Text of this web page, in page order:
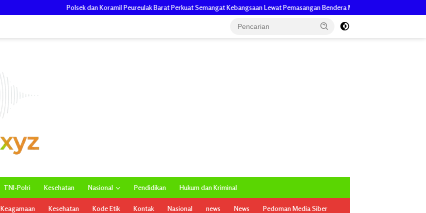
Polsek dan Koramil Peureulak Barat Perkuat Semangat Kebangsaan Lewat Pemasangan Bendera Merah Putih
TNI-Polri Kesehatan Nasional Pendidikan Hukum dan Kriminal
Keagamaan Kesehatan Kode Etik Kontak Nasional news News Pedoman Media Siber